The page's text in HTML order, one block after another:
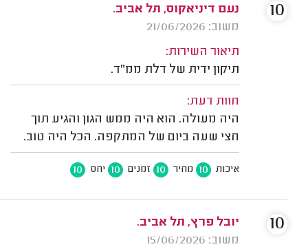
נעם דיניאקוס, תל אביב.
משוב: 21/06/2026
תיאור השירות:
תיקון ידית של דלת ממ"ד.
חוות דעת:
היה מעולה. הוא היה ממש הגון והגיע תוך
חצי שעה ביום של המתקפה. הכל היה טוב.
איכות 10 מחיר 10 זמנים 10 יחס 10
10
יובל פרץ, תל אביב.
משוב: 15/06/2026
10